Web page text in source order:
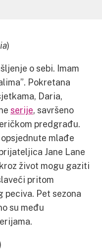
)
o sebi. Imam
Pokretana
Daria,
serije, savršeno
predgrađu.
mlađe
Jane Lane
život mogu gaziti
pritom
peciva. Pet sezona
su među